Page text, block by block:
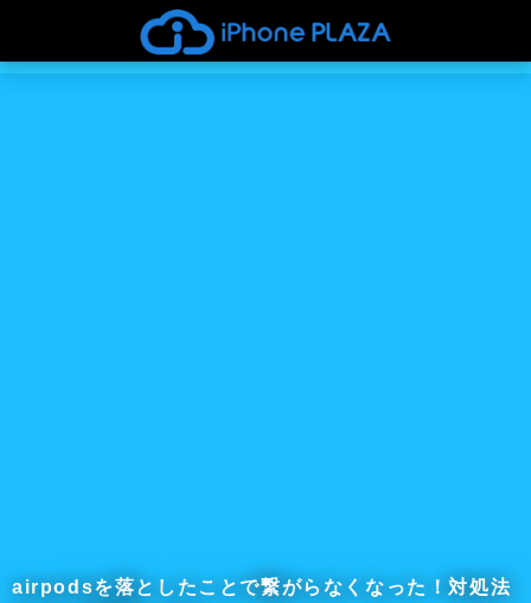
airpodsを落としたことで繋がらなくなった！対処法